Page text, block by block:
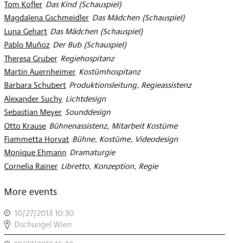
Tom Kofler
: Das Kind (Schauspiel)
Magdalena Gschmeidler
: Das Mädchen (Schauspiel)
Luna Gehart
: Das Mädchen (Schauspiel)
Pablo Muñoz
: Der Bub (Schauspiel)
Theresa Gruber
: Regiehospitanz
Martin Auernheimer
: Kostümhospitanz
Barbara Schubert
: Produktionsleitung, Regieassistenz
Alexander Suchy
: Lichtdesign
Sebastian Meyer
: Sounddesign
Otto Krause
: Bühnenassistenz, Mitarbeit Kostüme
Fiammetta Horvat
: Bühne, Kostüme, Videodesign
Monique Ehmann: Dramaturgie
Cornelia Rainer
: Libretto, Konzeption, Regie
More events
10/27/2013 10:30
DSCHUNGEL
WIEN
Dschungel Wien